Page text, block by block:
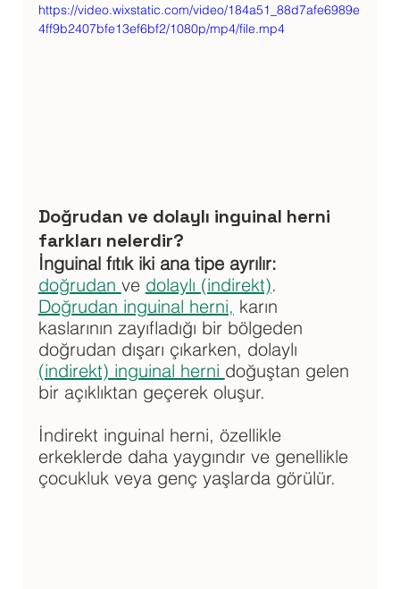
https://video.wixstatic.com/video/184a51_88d7afe6989e
4ff9b2407bfe13ef6bf2/1080p/mp4/file.mp4
Doğrudan ve dolaylı inguinal herni
farkları nelerdir?
İnguinal fıtık iki ana tipe ayrılır:
doğrudan ve dolaylı (indirekt).
Doğrudan inguinal herni, karın
kaslarının zayıfladığı bir bölgeden
doğrudan dışarı çıkarken, dolaylı
(indirekt) inguinal herni doğuştan gelen
bir açıklıktan geçerek oluşur.
İndirekt inguinal herni, özellikle
erkeklerde daha yaygındır ve genellikle
çocukluk veya genç yaşlarda görülür.